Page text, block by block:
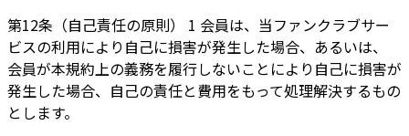
第12条（自己責任の原則） 1 会員は、当ファンクラブサー
ビスの利用により自己に損害が発生した場合、あるいは、
会員が本規約上の義務を履行しないことにより自己に損害が
発生した場合、自己の責任と費用をもって処理解決するもの
とします。